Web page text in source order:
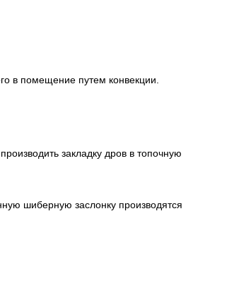
в помещение путем конвекции.
закладку дров в топочную
шиберную заслонку производятся